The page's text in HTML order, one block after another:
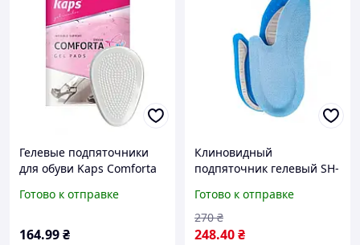
Гелевые подпяточники
для обуви Kaps Comforta
Готово к отправке
164.99₴
Клиновидный
подпяточник гелевый SH-
Готово к отправке
248.40₴
270 ₴